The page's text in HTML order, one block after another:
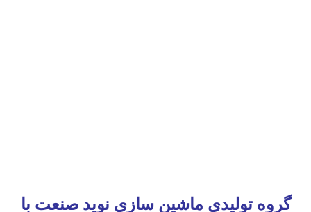
گروه تولیدی ماشین سازی نوید صنعت با